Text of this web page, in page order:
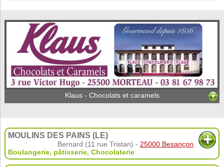
Klaus - Chocolats et caramels
MOULINS DES PAINS (LE)
Bernard (11 rue Tristan) - 25000 Besançon
Boulangerie, pâtisserie, Chocolaterie